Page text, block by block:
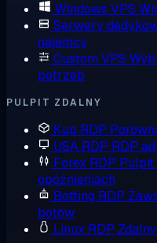
Windows VPS
Serwery
najemcy
Custom VPS
potrzeb
PULPIT ZDALNY
Kup RDP
USA RDP RDP
Forex RDP Pulpit
opóźnieniach
Botting RDP
botów
Linux RDP